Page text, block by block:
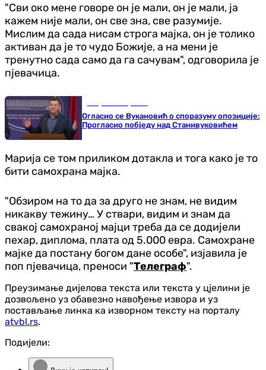
"Сви око мене говоре он је мали, он је мали, ја
кажем није мали, он све зна, све разумије.
Мислим да сада нисам строга мајка, он је толико
активан да је то чудо Божије, а на мени је
тренутно сада само да га сачувам", одговорила је
пјевачица.
Огласио се Вукановић о споразуму опозиције:
Прогласио побједу над Станивуковићем
Марија се том приликом дотакла и тога како је то
бити самохрана мајка.
"Обзиром на то да за друго не знам, не видим
никакву тежину… У ствари, видим и знам да
свакој самохраној мајци треба да се додијели
пехар, диплома, плата од 5.000 евра. Самохране
мајке да постану богом дане особе", изјавила је
поп пјевачица, преноси "Телеграф".
Преузимање дијелова текста или текста у цјелини је
дозвољено уз обавезно навођење извора и уз
постављање линка ка изворном тексту на порталу
atvbl.rs.
Подијели: